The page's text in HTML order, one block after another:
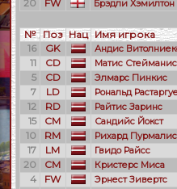
20
FW Брэдли Хэмилтон
№ Поз Нац Имя игрока
16
GK Андис
11
CD Матис Стейманис
5
CD Элмарс Пинкис
7
LD Рональд
12
RD Райтис Заринс
15
CM Сандийс Йокст
10
RM Рихард Пурмалис
17
LM Гвидо Райсс
20
CM Кристерс Миса
4
FW Эрнест Зивертс